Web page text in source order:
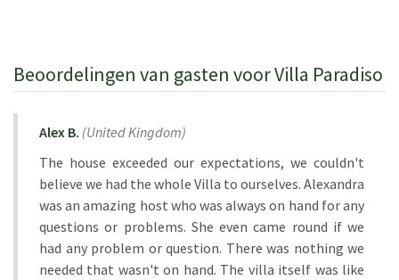
Beoordelingen van gasten voor Villa Paradiso
Alex B. (United Kingdom)
The house exceeded our expectations, we couldn't
believe we had the whole Villa to ourselves. Alexandra
was an amazing host who was always on hand for any
questions or problems. She even came round if we
had any problem or question. There was nothing we
needed that wasn't on hand. The villa itself was like